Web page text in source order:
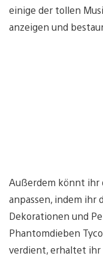
einige der tollen
anzeigen und
Außerdem könnt ihr
anpassen, indem ihr
Dekorationen und
Phantomdieben
verdient, erhaltet ihr